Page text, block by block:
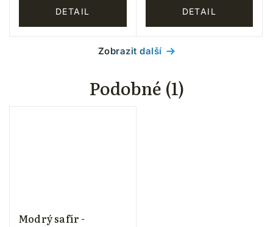
DETAIL DETAIL
Zobrazit další
Podobné (1)
Modrý safír -